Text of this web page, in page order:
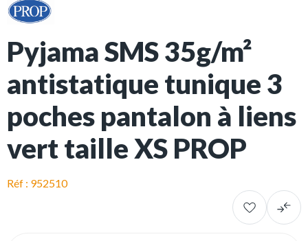
Pyjama SMS 35g/m²
antistatique tunique 3
poches pantalon à liens
vert taille XS PROP
Réf : 952510